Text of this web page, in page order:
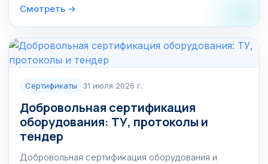
Смотреть →
Сертификаты 31 июля 2026 г.
Добровольная сертификация
оборудования: ТУ, протоколы и
тендер
Добровольная сертификация оборудования и